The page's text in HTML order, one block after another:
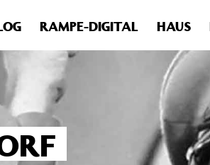
ist seit Version 4.4.0 veraltet!
RAMPE-DIGITAL HAUS